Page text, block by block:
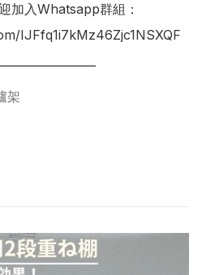
加入Whatsapp群組：
IJFfq1i7kMz46Zjc1NSXQF
架